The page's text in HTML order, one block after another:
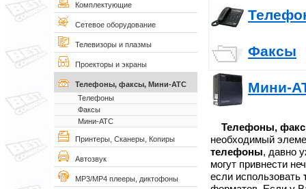
Комплектующие
Сетевое оборудование
Телевизоры и плазмы
Проекторы и экраны
Телефоны, факсы, Мини-АТС
Телефоны
Факсы
Мини-АТС
Принтеры, Сканеры, Копиры
Автозвук
MP3/MP4 плееры, диктофоны
Факсы
Мини-
Телефоны,
необходимый
телефоны, давно
могут привнести
если использовать